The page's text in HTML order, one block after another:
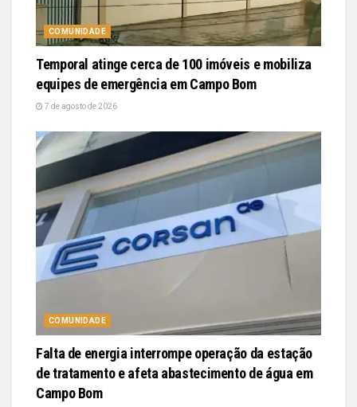
COMUNIDADE
Temporal atinge cerca de 100 imóveis e mobiliza
equipes de emergência em Campo Bom
7 de agosto de 2026
COMUNIDADE
Falta de energia interrompe operação da estação
de tratamento e afeta abastecimento de água em
Campo Bom